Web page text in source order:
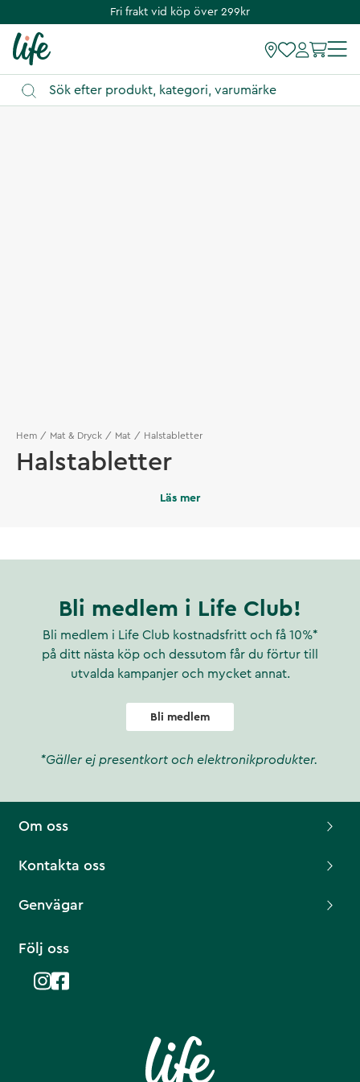
Fri frakt vid köp över 299kr
Hem Mat & Dryck Mat Halstabletter
Halstabletter
Läs mer
Bli medlem i Life Club!
Bli medlem i Life Club kostnadsfritt och få 10%*
på ditt nästa köp och dessutom får du förtur till
utvalda kampanjer och mycket annat.
Bli medlem
*Gäller ej presentkort och elektronikprodukter.
Om oss
Kontakta oss
Genvägar
Följ oss